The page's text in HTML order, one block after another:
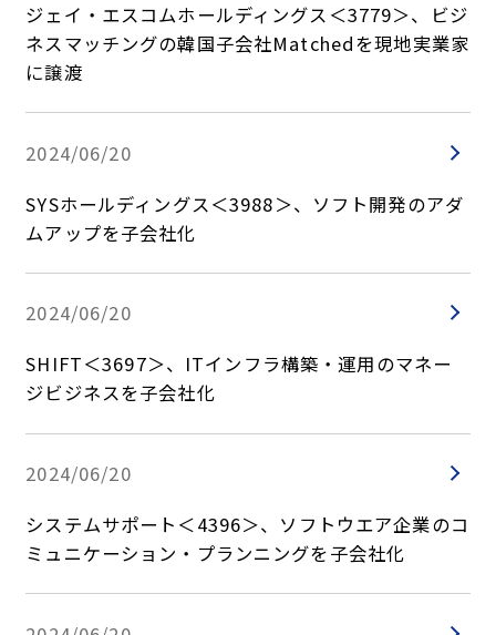
ジェイ・エスコムホールディングス＜3779＞、ビジ
ネスマッチングの韓国子会社Matchedを現地実業家
に譲渡
2024/06/20
SYSホールディングス＜3988＞、ソフト開発のアダ
ムアップを子会社化
2024/06/20
SHIFT＜3697＞、ITインフラ構築・運用のマネー
ジビジネスを子会社化
2024/06/20
システムサポート＜4396＞、ソフトウエア企業のコ
ミュニケーション・プランニングを子会社化